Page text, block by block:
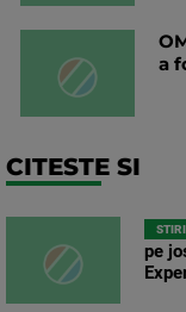
a
CITESTE SI
pe